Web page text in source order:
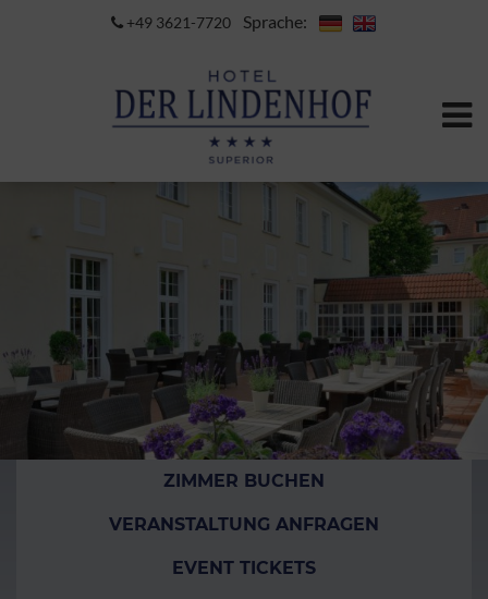
+49 3621-7720 Sprache:
ZIMMER BUCHEN
VERANSTALTUNG ANFRAGEN
EVENT TICKETS